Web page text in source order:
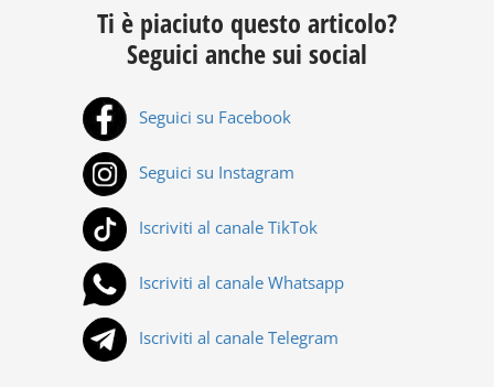
Ti è piaciuto questo articolo?
Seguici anche sui social
Seguici su Facebook
Seguici su Instagram
Iscriviti al canale TikTok
Iscriviti al canale Whatsapp
Iscriviti al canale Telegram